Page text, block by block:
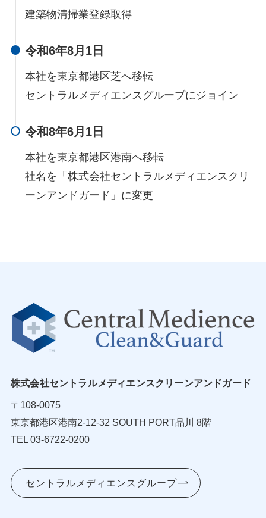
建築物清掃業登録取得
令和6年8月1日
本社を東京都港区芝へ移転
セントラルメディエンスグループにジョイン
令和8年6月1日
本社を東京都港区港南へ移転
社名を「株式会社セントラルメディエンスクリ
ーンアンドガード」に変更
株式会社セントラルメディエンスクリーンアンドガード
〒108-0075
東京都港区港南2-12-32 SOUTH PORT品川 8階
TEL 03-6722-0200
セントラルメディエンスグループ